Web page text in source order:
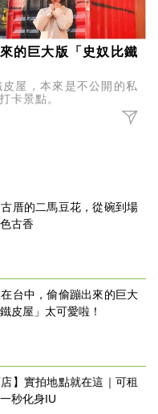
的巨大版「史奴比鐵
屋，本來是不公開的私
卡景點。
厝的二馬豆花，從碗到場
古香
台中，偷偷蹦出來的巨大
皮屋」太可愛啦！
店】實拍地點就在這｜可租
秒化身IU